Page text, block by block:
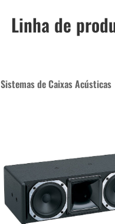
Linha de
Sistemas de Caixas Acústicas